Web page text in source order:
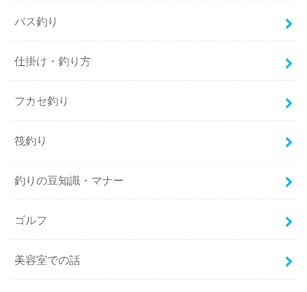
バス釣り
仕掛け・釣り方
フカセ釣り
筏釣り
釣りの豆知識・マナー
ゴルフ
美容室での話